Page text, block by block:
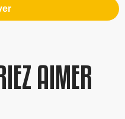
AIMER